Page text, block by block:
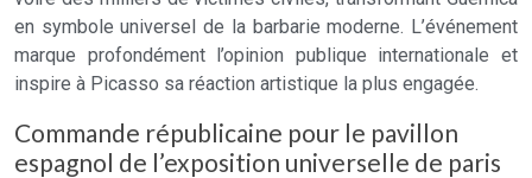
en symbole universel de la barbarie moderne. L’événement
marque profondément l’opinion publique internationale et
inspire à Picasso sa réaction artistique la plus engagée.
Commande républicaine pour le pavillon
espagnol de l’exposition universelle de paris